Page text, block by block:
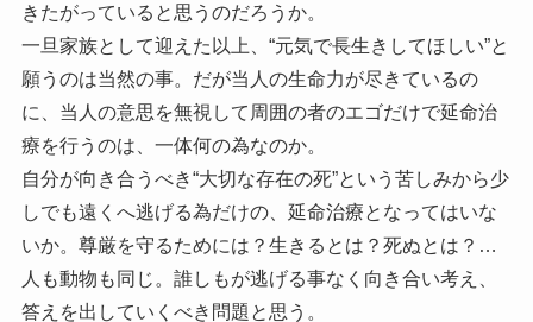
きたがっていると思うのだろうか。
一旦家族として迎えた以上、“元気で長生きしてほしい”と
願うのは当然の事。だが当人の生命力が尽きているの
に、当人の意思を無視して周囲の者のエゴだけで延命治
療を行うのは、一体何の為なのか。
自分が向き合うべき“大切な存在の死”という苦しみから少
しでも遠くへ逃げる為だけの、延命治療となってはいな
いか。尊厳を守るためには？生きるとは？死ぬとは？…
人も動物も同じ。誰しもが逃げる事なく向き合い考え、
答えを出していくべき問題と思う。